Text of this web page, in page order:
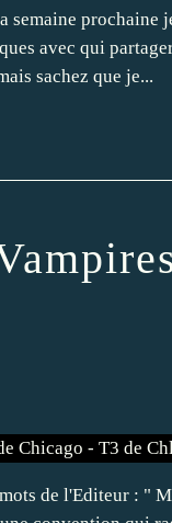
semaine
avec qui
sachez que je...
de l'Editeur : "